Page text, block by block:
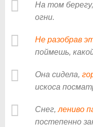
На том берегу,
огни.
Не разобрав
поймешь,
Она сидела,
искоса
Снег,лениво
постепенно